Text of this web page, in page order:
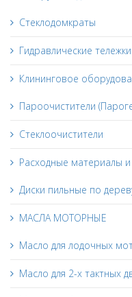
Стеклодомкраты
Гидравлические тележки
Клининговое
Пароочистители
Стеклоочистители
Расходные материалы и
Диски пильные по
МАСЛА МОТОРНЫЕ
Масло для лодочных
Масло для 2-х тактных